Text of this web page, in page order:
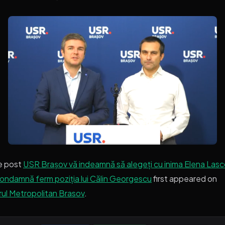
post USR Brașov vă indeamnă să alegeți cu inima Elena
ferm poziția lui Călin Georgescufirst appeared on
Metropolitan Brasov.